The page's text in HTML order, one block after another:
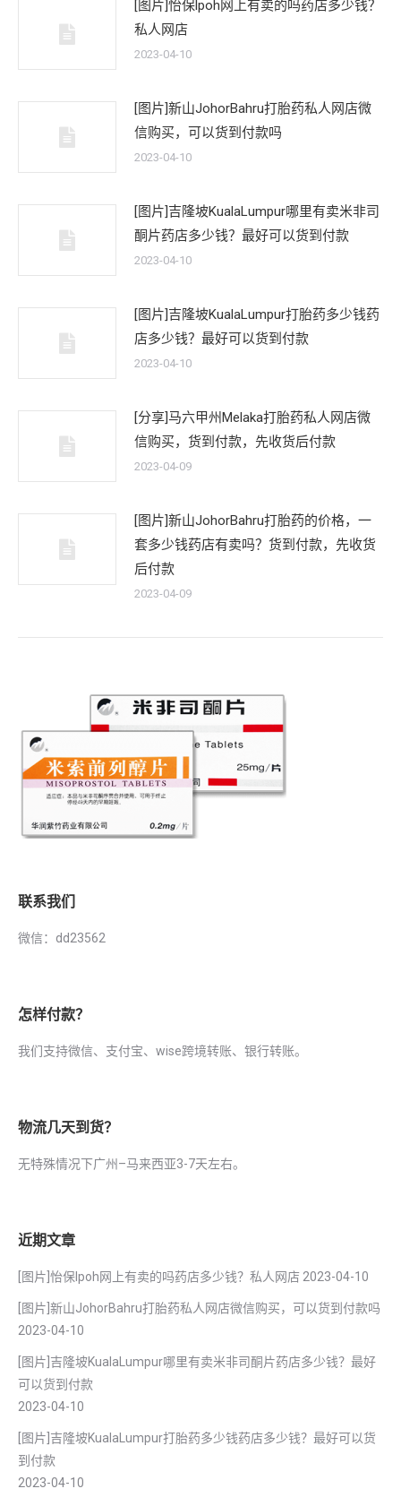
[图片]怡保lpoh网上有卖的吗药店多少钱？
私人网店
2023-04-10
[图片]新山JohorBahru打胎药私人网店微
信购买，可以货到付款吗
2023-04-10
[图片]吉隆坡KualaLumpur哪里有卖米非司
酮片药店多少钱？最好可以货到付款
2023-04-10
[图片]吉隆坡KualaLumpur打胎药多少钱药
店多少钱？最好可以货到付款
2023-04-10
[分享]马六甲州Melaka打胎药私人网店微
信购买，货到付款，先收货后付款
2023-04-09
[图片]新山JohorBahru打胎药的价格，一
套多少钱药店有卖吗？货到付款，先收货
后付款
2023-04-09
联系我们
微信：dd23562
怎样付款？
我们支持微信、支付宝、wise跨境转账、银行转账。
物流几天到货？
无特殊情况下广州–马来西亚3-7天左右。
近期文章
[图片]怡保lpoh网上有卖的吗药店多少钱？私人网店 2023-04-10
[图片]新山JohorBahru打胎药私人网店微信购买，可以货到付款吗
2023-04-10
[图片]吉隆坡KualaLumpur哪里有卖米非司酮片药店多少钱？最好
可以货到付款
2023-04-10
[图片]吉隆坡KualaLumpur打胎药多少钱药店多少钱？最好可以货
到付款
2023-04-10